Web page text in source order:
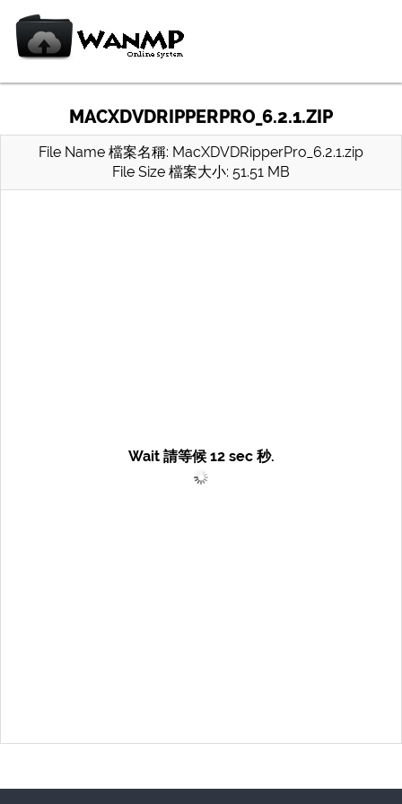
MACXDVDRIPPERPRO_6.2.1.ZIP
File Name 檔案名稱: MacXDVDRipperPro_6.2.1.zip
File Size 檔案大小: 51.51 MB
Wait 請等候 12sec 秒.